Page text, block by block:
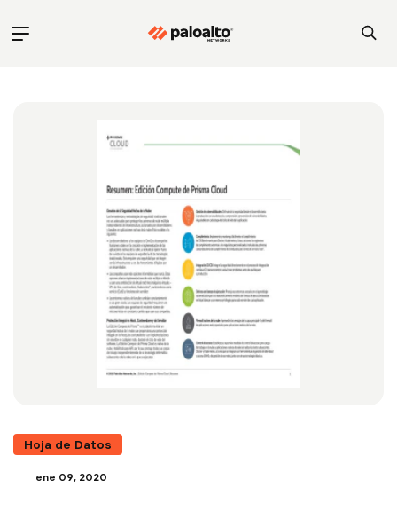
Hoja de Datos
ene 09, 2020